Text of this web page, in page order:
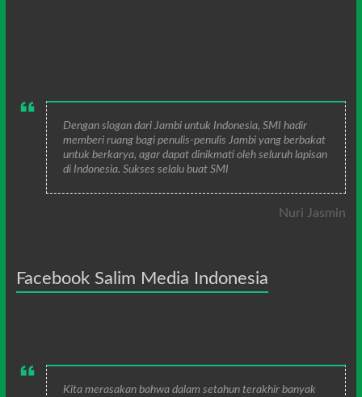
Dengan slogan dari Jambi untuk Indonesia, SMI hadir
memberi ruang bagi penulis-penulis Jambi yang berbakat
untuk berkarya, agar dapat dinikmati oleh seluruh lapisan
di Indonesia. Sukses selalu buat SMI
Nuri Jasmin
Facebook Salim Media Indonesia
Kita merasakan bahwa dalam setahun terakhir banyak